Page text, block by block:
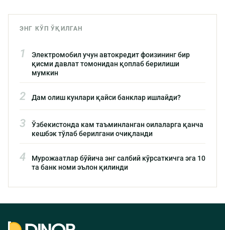
ЭНГ КЎП ЎҚИЛГАН
1
Электромобил учун автокредит фоизининг бир
қисми давлат томонидан қоплаб берилиши
мумкин
2 Дам олиш кунлари қайси банклар ишлайди?
3
Ўзбекистонда кам таъминланган оилаларга қанча
кешбэк тўлаб берилгани очиқланди
4
Мурожаатлар бўйича энг салбий кўрсаткичга эга 10
та банк номи эълон қилинди